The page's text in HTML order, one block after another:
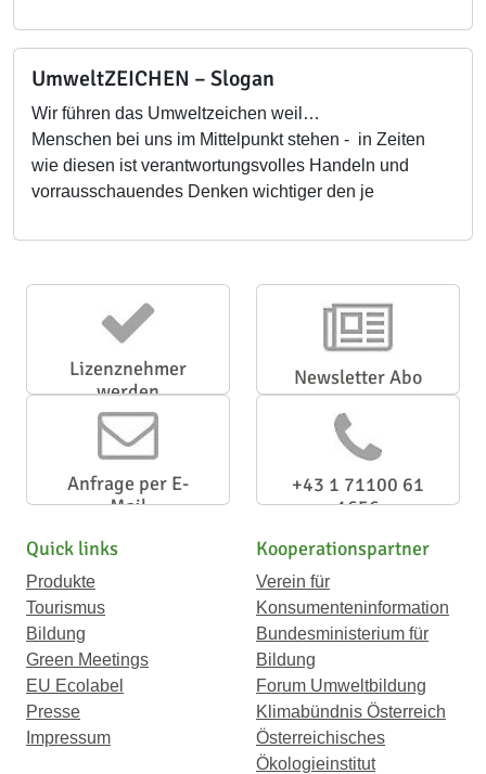
UmweltZEICHEN – Slogan
Wir führen das Umweltzeichen weil…
Menschen bei uns im Mittelpunkt stehen - in Zeiten
wie diesen ist verantwortungsvolles Handeln und
vorrausschauendes Denken wichtiger den je
Lizenznehmer
werden
Newsletter Abo
Anfrage per E-
Mail
+43 1 71100 61
1656
Quick links
Produkte
Tourismus
Bildung
Green Meetings
EU Ecolabel
Presse
Impressum
Kooperationspartner
Verein für
Konsumenteninformation
Bundesministerium für
Bildung
Forum Umweltbildung
Klimabündnis Österreich
Österreichisches
Ökologieinstitut